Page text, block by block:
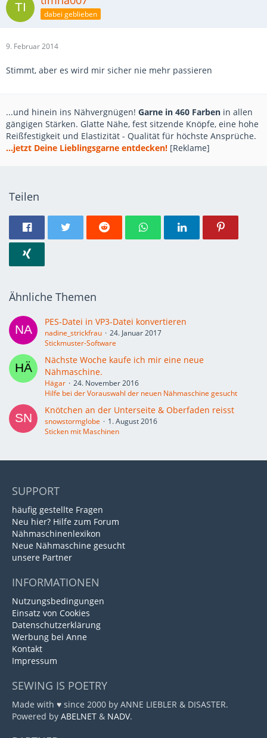
dabei geblieben
9. Februar 2014
Stimmt, aber es wird mir sicher nie mehr passieren
...und hinein ins Nähvergnügen! Garne in 460 Farben in allen
gängigen Stärken. Glatte Nähe, fest sitzende Knöpfe, eine hohe
Reißfestigkeit und Elastizität - Qualität für höchste Ansprüche.
...jetzt Deine Lieblingsgarne entdecken! [Reklame]
Teilen
Ähnliche Themen
PES-Datei in VP3-Datei konvertieren
nadine_strickfrau
24. Januar 2017
Stickmuster-Software
Nächste Woche kaufe ich mir eine neue
Nähmaschine.
Hägar
24. November 2016
Hilfe bei der Vorauswahl der neuen Nähmaschine gesucht
Knötchen an der Unterseite & Oberfaden reisst
snowstormglobe
1. August 2016
Sticken mit Maschinen
SUPPORT
häufig gestellte Fragen
Neu hier? Hilfe zum Forum
Nähmaschinenlexikon
Neue Nähmaschine gesucht
unsere Partner
INFORMATIONEN
Nutzungsbedingungen
Einsatz von Cookies
Datenschutzerklärung
Werbung bei Anne
Kontakt
Impressum
SEWING IS POETRY
Made with ♥ since 2000 by ANNE LIEBLER & DISASTER.
Powered by ABELNET & NADV.